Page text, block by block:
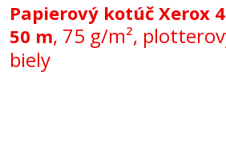
Papierový kotúč Xerox
50 m, 75 g/m²,
biely